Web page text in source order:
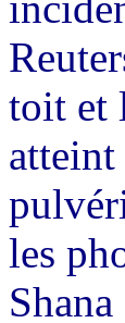
toit et
atteint
les
Shana